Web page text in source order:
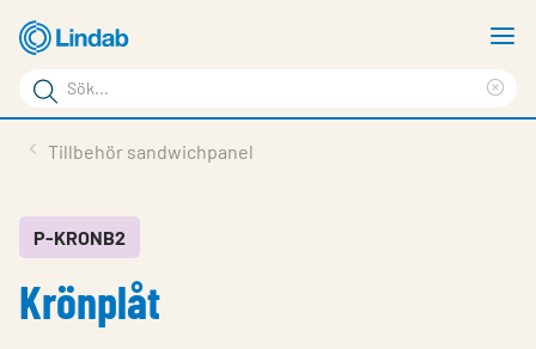
Hoppa
till
huvudinnehållet
Sökord
Sök
på
Service & Support
Hållbarhet
Tillbehör sandwichpanel
P-KRONB2
Krönplåt